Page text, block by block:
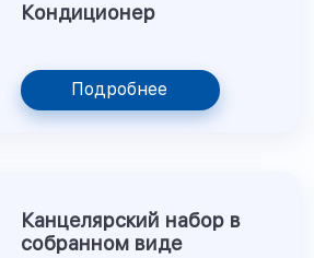
Кондиционер
Подробнее
Канцелярский набор в
собранном виде